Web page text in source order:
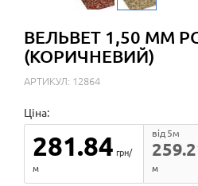
ВЕЛЬВЕТ 1,50 ММ
(КОРИЧНЕВИЙ)
АРТИКУЛ: 12864
Ціна:
281.84 грн/
м
від 5м
м